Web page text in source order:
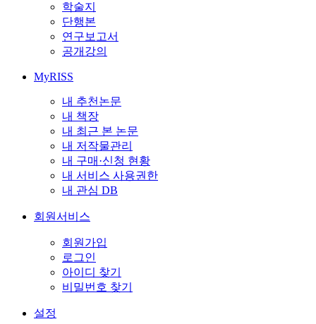
학술지
단행본
연구보고서
공개강의
MyRISS
내 추천논문
내 책장
내 최근 본 논문
내 저작물관리
내 구매·신청 현황
내 서비스 사용권한
내 관심 DB
회원서비스
회원가입
로그인
아이디 찾기
비밀번호 찾기
설정